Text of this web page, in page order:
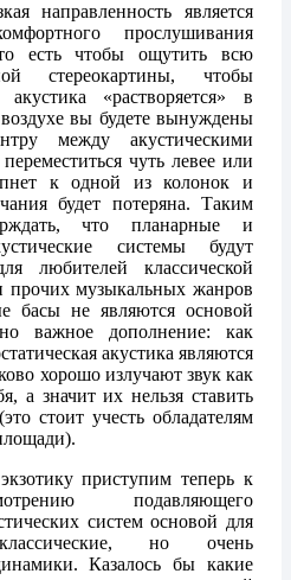
направленность является
прослушивания
есть чтобы ощутить всю
стереокартины, чтобы
«растворяется» в
вы будете вынуждены
между акустическими
чуть левее или
к одной из колонок и
будет потеряна. Таким
что планарные и
системы будут
любителей классической
прочих музыкальных жанров
басы не являются основой
важное дополнение: как
акустика являются
хорошо излучают звук как
а значит их нельзя ставить
стоит учесть обладателям
приступим теперь к
подавляющего
систем основой для
но очень
Казалось бы какие